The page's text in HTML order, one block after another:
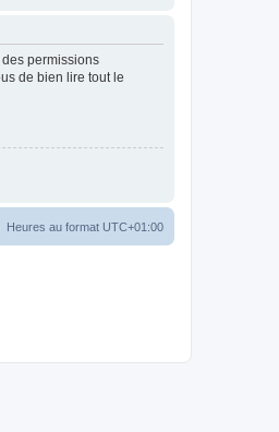
permissions
de bien lire tout le
Heures au format UTC+01:00